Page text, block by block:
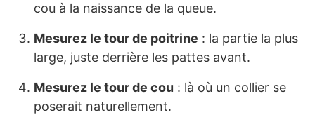
cou à la naissance de la queue.
Mesurez le tour de poitrine : la partie la plus
large, juste derrière les pattes avant.
Mesurez le tour de cou : là où un collier se
poserait naturellement.